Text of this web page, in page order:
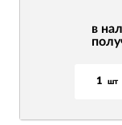
в
1 шт